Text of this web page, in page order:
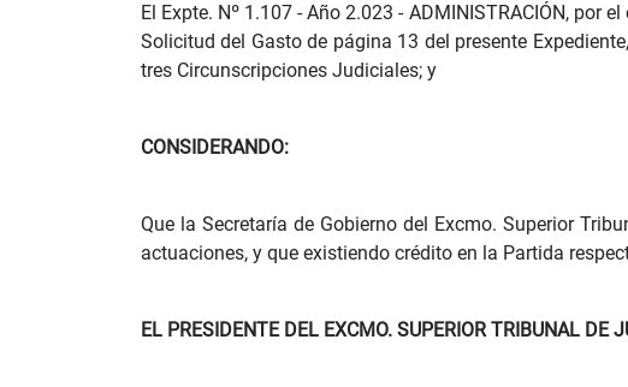
El Expte. Nº 1.107 - Año 2.023 - ADMINISTRACIÓN,
Solicitud del Gasto de página 13 del presente
tres Circunscripciones Judiciales; y
CONSIDERANDO:
Que la Secretaría de Gobierno del Excmo. Superior
actuaciones, y que existiendo crédito en la Partida
EL PRESIDENTE DEL EXCMO. SUPERIOR TRIBUNAL DE